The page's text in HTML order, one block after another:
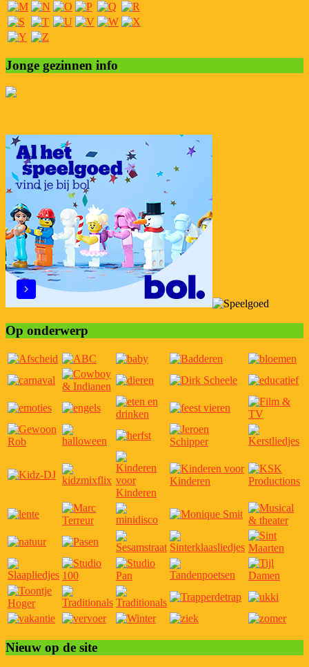
Jonge gezinnen info
Op onderwerp
Nieuw op de site